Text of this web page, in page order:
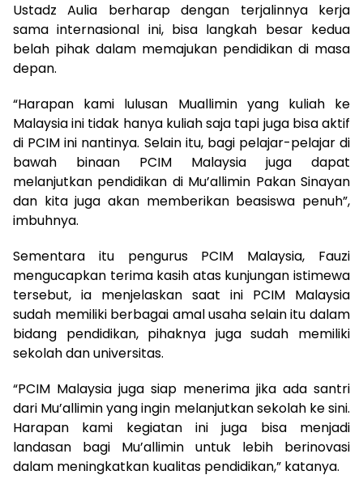
Ustadz Aulia berharap dengan terjalinnya kerja
sama internasional ini, bisa langkah besar kedua
belah pihak dalam memajukan pendidikan di masa
depan.
“Harapan kami lulusan Muallimin yang kuliah ke
Malaysia ini tidak hanya kuliah saja tapi juga bisa aktif
di PCIM ini nantinya. Selain itu, bagi pelajar-pelajar di
bawah binaan PCIM Malaysia juga dapat
melanjutkan pendidikan di Mu’allimin Pakan Sinayan
dan kita juga akan memberikan beasiswa penuh”,
imbuhnya.
Sementara itu pengurus PCIM Malaysia, Fauzi
mengucapkan terima kasih atas kunjungan istimewa
tersebut, ia menjelaskan saat ini PCIM Malaysia
sudah memiliki berbagai amal usaha selain itu dalam
bidang pendidikan, pihaknya juga sudah memiliki
sekolah dan universitas.
“PCIM Malaysia juga siap menerima jika ada santri
dari Mu’allimin yang ingin melanjutkan sekolah ke sini.
Harapan kami kegiatan ini juga bisa menjadi
landasan bagi Mu’allimin untuk lebih berinovasi
dalam meningkatkan kualitas pendidikan,” katanya.